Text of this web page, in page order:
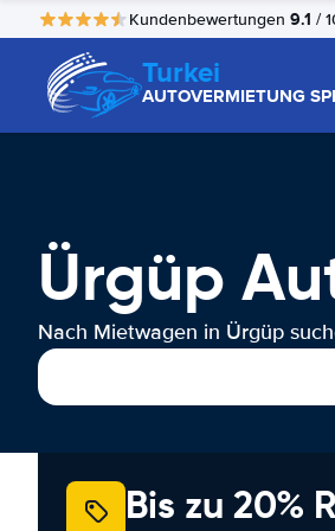
Kundenbewertungen 9.1 /
Turkei
AUTOVERMIETUNG
Ürgüp
Nach Mietwagen in Ürgüp
Bis zu 20%